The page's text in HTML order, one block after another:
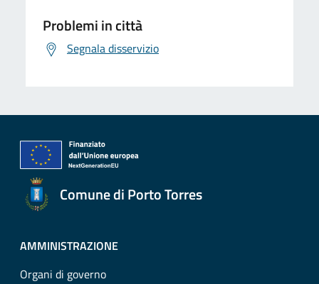
Problemi in città
Segnala disservizio
Comune di Porto Torres
AMMINISTRAZIONE
Organi di governo